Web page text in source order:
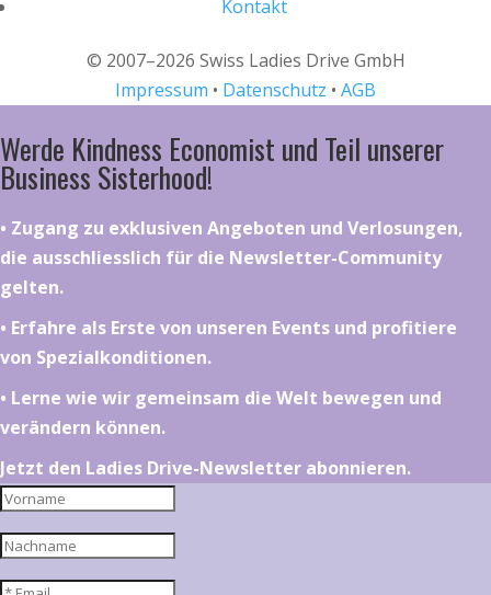
Kontakt
© 2007–2026 Swiss Ladies Drive GmbH
Impressum • Datenschutz • AGB
Werde Kindness Economist und Teil unserer
Business Sisterhood!
•⁠ ⁠⁠Zugang zu exklusiven Angeboten und Verlosungen,
die ausschliesslich für die Newsletter-Community
gelten.
•⁠ ⁠⁠Erfahre als Erste von unseren Events und profitiere
von Spezialkonditionen.
•⁠ ⁠⁠Lerne wie wir gemeinsam die Welt bewegen und
verändern können.
Jetzt den Ladies Drive-Newsletter abonnieren.